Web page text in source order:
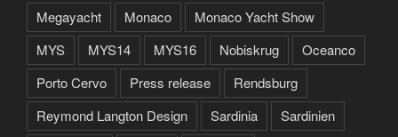
Megayacht
Monaco
Monaco Yacht Show
MYS
MYS14 MYS16 Nobiskrug
Oceanco
Porto Cervo
Press release
Rendsburg
Reymond Langton Design
Sardinia
Sardinien